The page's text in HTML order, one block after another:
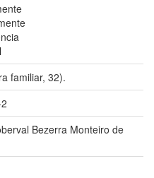
familiar, 32).
Bezerra Monteiro de